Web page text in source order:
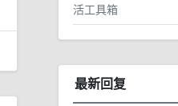
活工具箱
最新回复